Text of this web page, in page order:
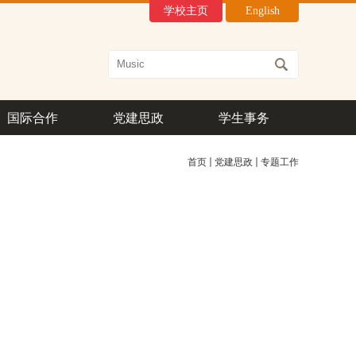
English
学校主页
国际合作 党建思政 学生事务
首页 党建思政 专题工作